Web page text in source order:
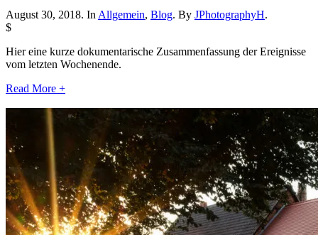
August 30, 2018. In Allgemein, Blog. By JPhotographyH.
$
Hier eine kurze dokumentarische Zusammenfassung der Ereignisse
vom letzten Wochenende.
Read More +